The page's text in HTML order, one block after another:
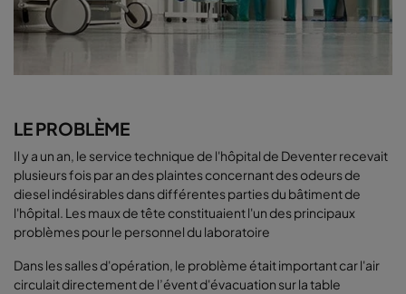
LE PROBLÈME
Il y a un an, le service technique de l'hôpital de Deventer recevait
plusieurs fois par an des plaintes concernant des odeurs de
diesel indésirables dans différentes parties du bâtiment de
l'hôpital. Les maux de tête constituaient l'un des principaux
problèmes pour le personnel du laboratoire
Dans les salles d'opération, le problème était important car l'air
circulait directement de l’évent d'évacuation sur la table